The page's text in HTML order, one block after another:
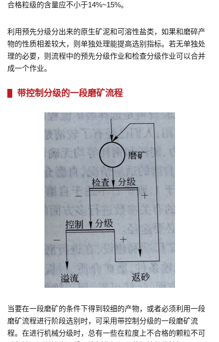
合格粒级的含量应不小于14%~15%。
利用预先分级分出来的原生矿泥和可溶性盐类，如果和磨碎产
物的性质相差较大，则单独处理能提高选别指标。若无单独处
理的必要，则流程中的预先分级作业和检查分级作业可以合并
成一个作业。
带控制分级的一段磨矿流程
当要在一段磨矿的条件下得到较细的产物，或者必须利用一段
磨矿流程进行阶段选别时，可采用带控制分级的一段磨矿流
程。在进行机械分级时，总有一些在粒度上不合格的颗粒不可